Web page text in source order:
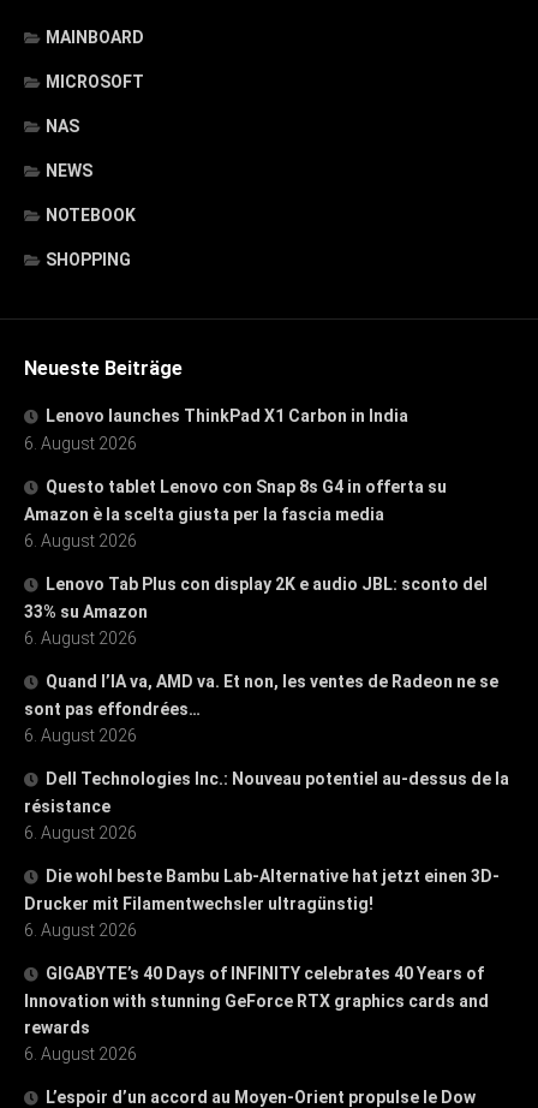
MAINBOARD
MICROSOFT
NAS
NEWS
NOTEBOOK
SHOPPING
Neueste Beiträge
Lenovo launches ThinkPad X1 Carbon in India
6. August 2026
Questo tablet Lenovo con Snap 8s G4 in offerta su
Amazon è la scelta giusta per la fascia media
6. August 2026
Lenovo Tab Plus con display 2K e audio JBL: sconto del
33% su Amazon
6. August 2026
Quand l’IA va, AMD va. Et non, les ventes de Radeon ne se
sont pas effondrées…
6. August 2026
Dell Technologies Inc.: Nouveau potentiel au-dessus de la
résistance
6. August 2026
Die wohl beste Bambu Lab-Alternative hat jetzt einen 3D-
Drucker mit Filamentwechsler ultragünstig!
6. August 2026
GIGABYTE’s 40 Days of INFINITY celebrates 40 Years of
Innovation with stunning GeForce RTX graphics cards and
rewards
6. August 2026
L’espoir d’un accord au Moyen-Orient propulse le Dow